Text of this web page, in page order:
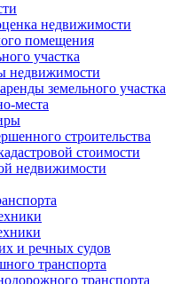
недвижимости
помещения
участка
недвижимости
земельного участка
места
строительства
стоимости
недвижимости
и речных судов
транспорта
транспорта